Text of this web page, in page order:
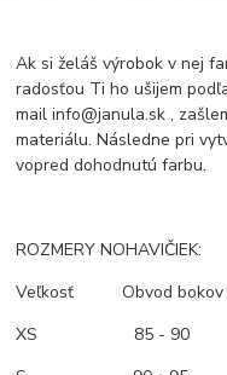
Ak si želáš výrobok v nej
radosťou Ti ho ušijem
mail info@janula.sk ,
materiálu. Následne pri
vopred dohodnutú farbu.
ROZMERY NOHAVIČIEK:
Veľkosť Obvod
XS 85 - 90